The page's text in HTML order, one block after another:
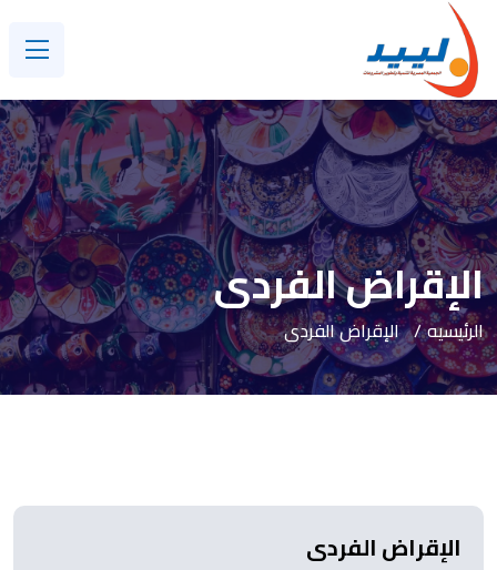
الإقراض الفردى
الرئيسيه الإقراض الفردى
الإقراض الفردى